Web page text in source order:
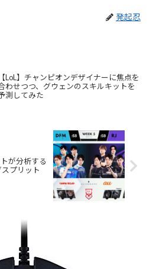
発起忍
【LoL】チャンピオンデザイナーに焦点を
わせつつ、グウェンのスキルキットを
測してみた
が分析する
プリット